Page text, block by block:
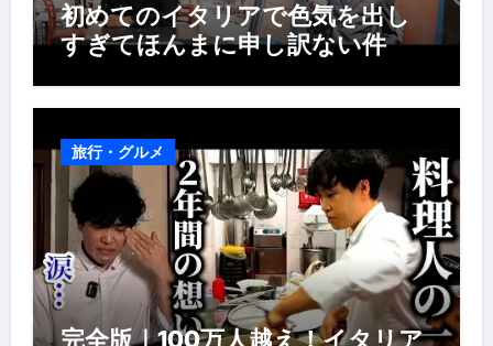
初めてのイタリアで色気を出し
すぎてほんまに申し訳ない件
旅行・グルメ
完全版｜100万人越え！イタリア